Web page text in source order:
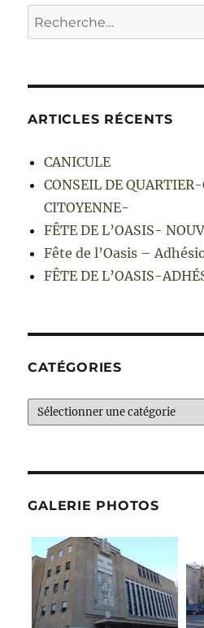
Recherche
pour :
ARTICLES RÉCENTS
CANICULE
CONSEIL DE
CITOYENNE-
FÊTE DE L’OASIS-
Fête de l’Oasis –
FÊTE DE L’OASIS-
CATÉGORIES
Catégories
GALERIE PHOTOS